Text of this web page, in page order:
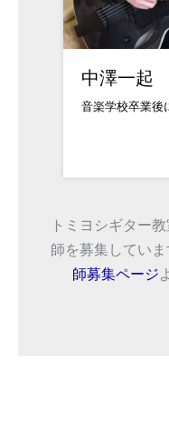
山田英
1991年生ま
トミヨシギター
師を募集してい
師募集ページ